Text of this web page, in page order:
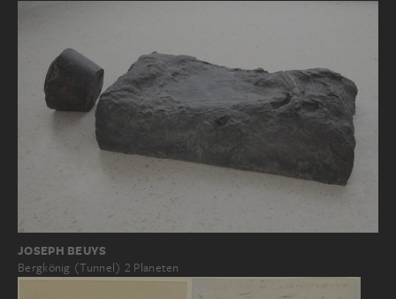
JOSEPH BEUYS
Bergkönig (Tunnel) 2 Planeten